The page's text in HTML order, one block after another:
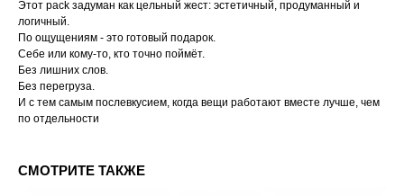
Этот pack задуман как цельный жест: эстетичный, продуманный и
логичный.
По ощущениям - это готовый подарок.
Себе или кому-то, кто точно поймёт.
Без лишних слов.
Без перегруза.
И с тем самым послевкусием, когда вещи работают вместе лучше, чем
по отдельности
СМОТРИТЕ ТАКЖЕ